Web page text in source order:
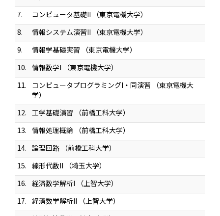
7.
コンピュータ基礎II （東京電機大学）
8.
情報システム演習II （東京電機大学）
9.
情報学基礎実習 （東京電機大学）
10. 情報数学I （東京電機大学）
11.
コンピュータプログラミングI・同演習 （東京電機大
学）
12. 工学基礎演習 （前橋工科大学）
13. 情報処理概論 （前橋工科大学）
14. 論理回路 （前橋工科大学）
15. 線形代数II （埼玉大学）
16. 経済数学解析I （上智大学）
17. 経済数学解析II （上智大学）